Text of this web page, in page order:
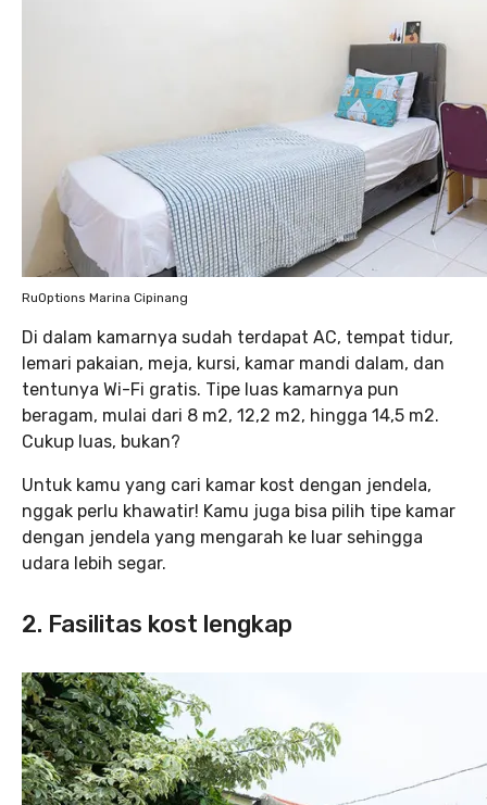
RuOptions Marina Cipinang
Di dalam kamarnya sudah terdapat AC, tempat tidur,
lemari pakaian, meja, kursi, kamar mandi dalam, dan
tentunya Wi-Fi gratis. Tipe luas kamarnya pun
beragam, mulai dari 8 m2, 12,2 m2, hingga 14,5 m2.
Cukup luas, bukan?
Untuk kamu yang cari kamar kost dengan jendela,
nggak perlu khawatir! Kamu juga bisa pilih tipe kamar
dengan jendela yang mengarah ke luar sehingga
udara lebih segar.
2. Fasilitas kost lengkap